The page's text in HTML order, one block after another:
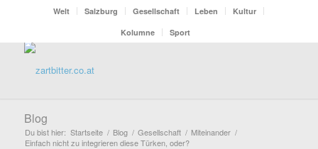
Welt Salzburg Gesellschaft Leben
Kultur
Kolumne
Sport
Blog
Du bist hier: Startseite / Blog / Gesellschaft / Miteinander /
Einfach nicht zu integrieren diese Türken, oder?